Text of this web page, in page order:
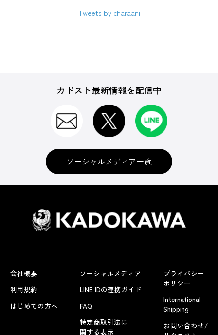
Tweets by charaani
カドスト最新情報を配信中
ソーシャルメディア一覧
会社概要
利用規約
はじめての方へ
ソーシャルメディア
LINE IDの連携ガイド
FAQ
特定商取引法に
関する表示
プライバシー
ポリシー
International
Shipping
お問い合わせ/